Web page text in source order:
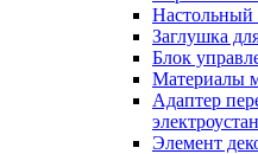
Настольный
Заглушка
Блок
Материалы
Адаптер
Элемент